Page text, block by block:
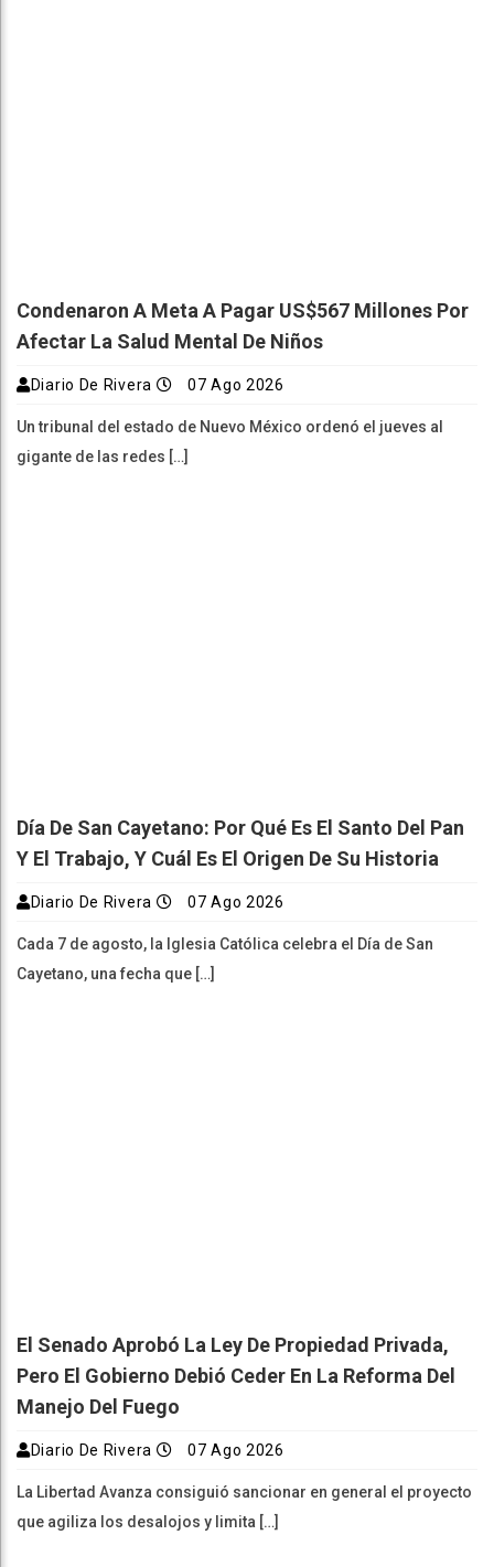
Condenaron A Meta A Pagar US$567 Millones Por
Afectar La Salud Mental De Niños
Diario De Rivera 07 Ago 2026
Un tribunal del estado de Nuevo México ordenó el jueves al
gigante de las redes […]
Día De San Cayetano: Por Qué Es El Santo Del Pan
Y El Trabajo, Y Cuál Es El Origen De Su Historia
Diario De Rivera 07 Ago 2026
Cada 7 de agosto, la Iglesia Católica celebra el Día de San
Cayetano, una fecha que […]
El Senado Aprobó La Ley De Propiedad Privada,
Pero El Gobierno Debió Ceder En La Reforma Del
Manejo Del Fuego
Diario De Rivera 07 Ago 2026
La Libertad Avanza consiguió sancionar en general el proyecto
que agiliza los desalojos y limita […]